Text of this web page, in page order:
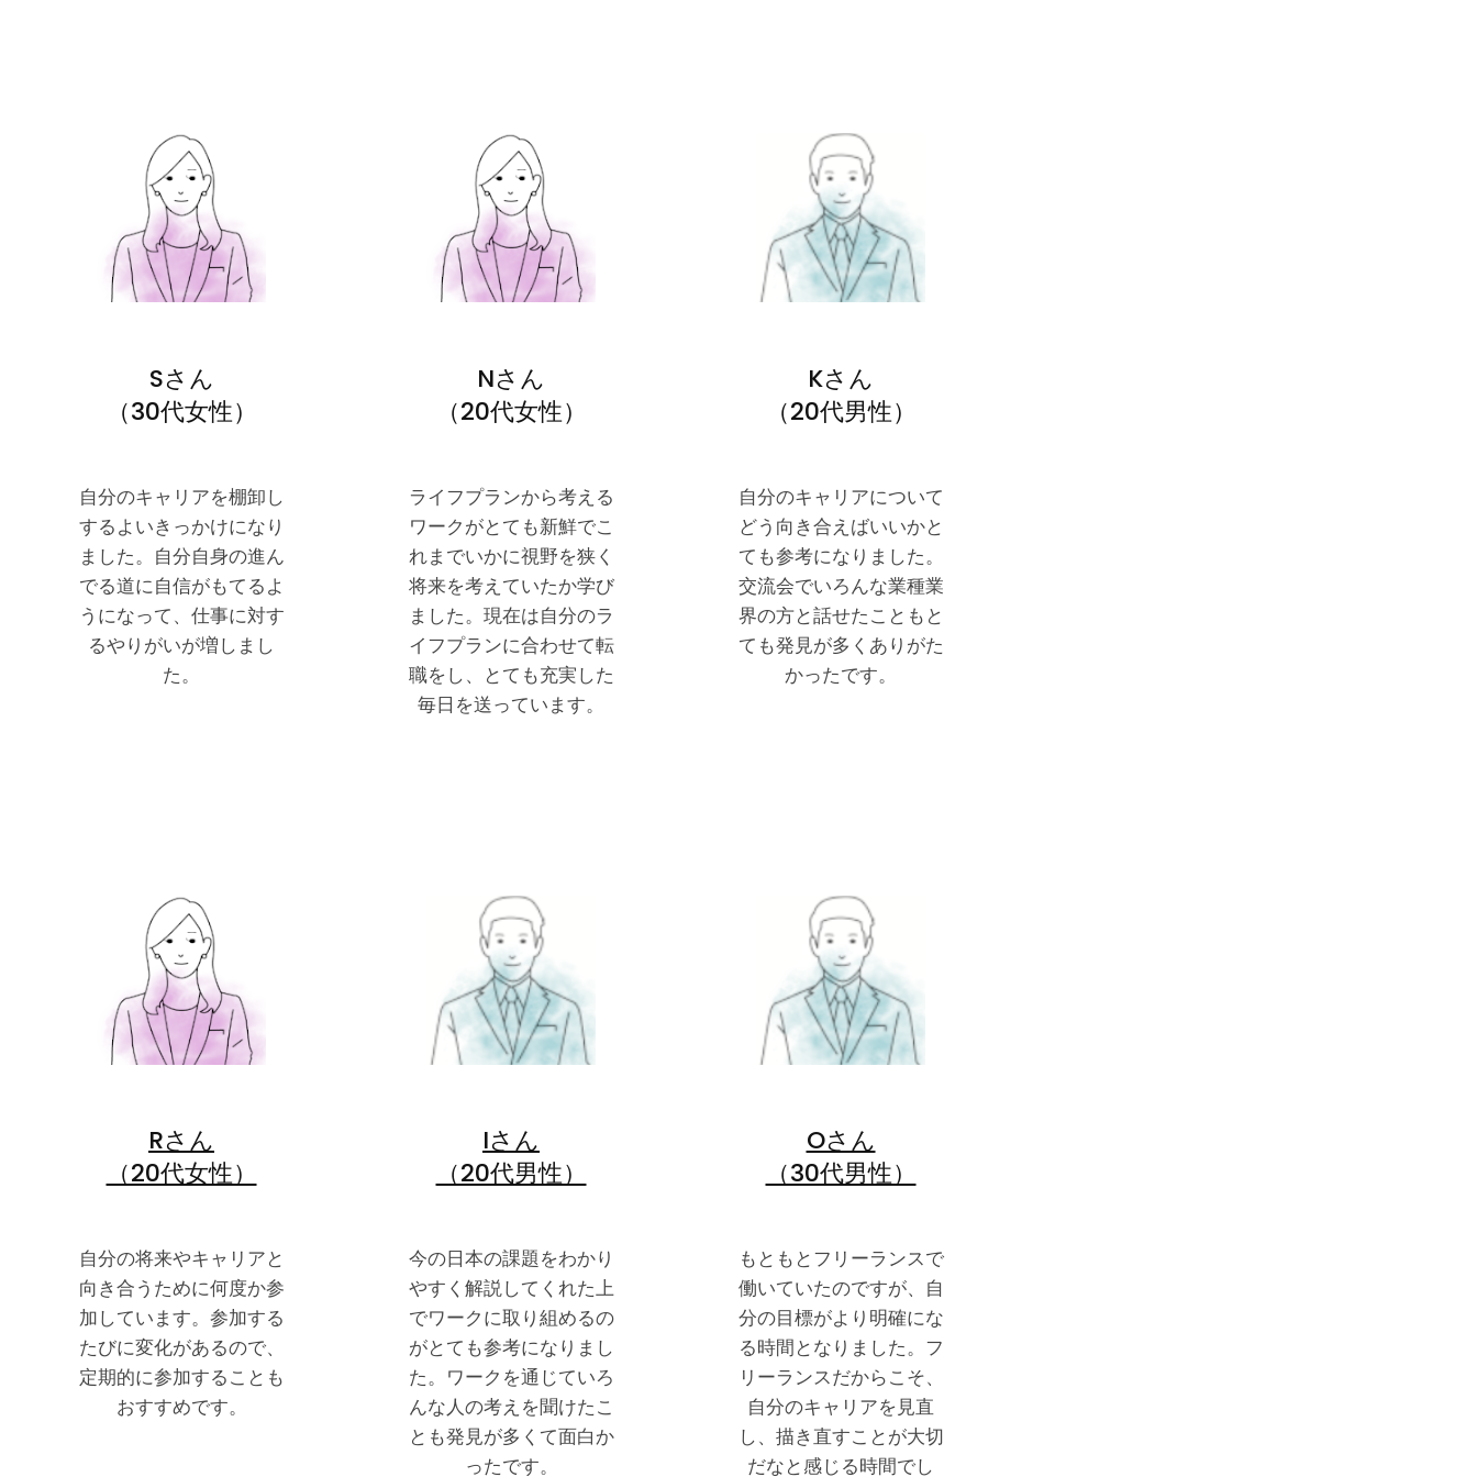
Sさん
（30代女性）
自分のキャリアを棚卸し
するよいきっかけになり
ました。自分自身の進ん
でる道に自信がもてるよ
うになって、仕事に対す
るやりがいが増しまし
た。
Nさん
（20代女性）
ライフプランから考える
ワークがとても新鮮でこ
れまでいかに視野を狭く
将来を考えていたか学び
ました。現在は自分のラ
イフプランに合わせて転
職をし、とても充実した
毎日を送っています。
Kさん
（20代男性）
自分のキャリアについて
どう向き合えばいいかと
ても参考になりました。
交流会でいろんな業種業
界の方と話せたこともと
ても発見が多くありがた
かったです。
Rさん
（20代女性）
自分の将来やキャリアと
向き合うために何度か参
加しています。参加する
たびに変化があるので、
定期的に参加することも
おすすめです。
Iさん
（20代男性）
今の日本の課題をわかり
やすく解説してくれた上
でワークに取り組めるの
がとても参考になりまし
た。ワークを通じていろ
んな人の考えを聞けたこ
とも発見が多くて面白か
ったです。
Oさん
（30代男性）
もともとフリーランスで
働いていたのですが、自
分の目標がより明確にな
る時間となりました。フ
リーランスだからこそ、
自分のキャリアを見直
し、描き直すことが大切
だなと感じる時間でし